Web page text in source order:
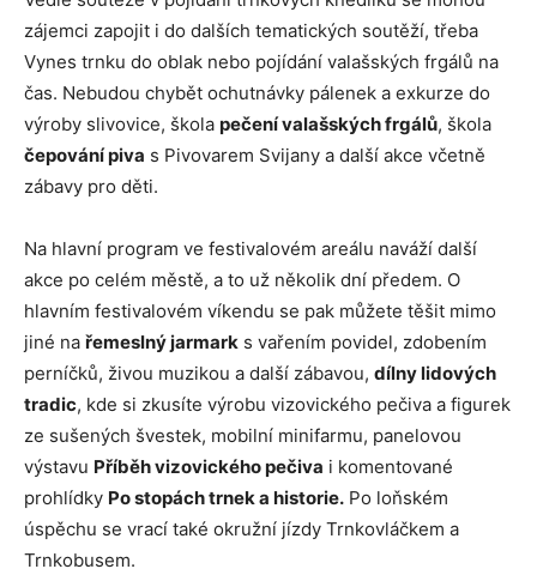
zájemci zapojit i do dalších tematických soutěží, třeba
Vynes trnku do oblak nebo pojídání valašských frgálů na
čas. Nebudou chybět ochutnávky pálenek a exkurze do
výroby slivovice, škola pečení valašských frgálů, škola
čepování piva s Pivovarem Svijany a další akce včetně
zábavy pro děti.
Na hlavní program ve festivalovém areálu naváží další
akce po celém městě, a to už několik dní předem. O
hlavním festivalovém víkendu se pak můžete těšit mimo
jiné na řemeslný jarmark s vařením povidel, zdobením
perníčků, živou muzikou a další zábavou, dílny lidových
tradic, kde si zkusíte výrobu vizovického pečiva a figurek
ze sušených švestek, mobilní minifarmu, panelovou
výstavu Příběh vizovického pečiva i komentované
prohlídky Po stopách trnek a historie. Po loňském
úspěchu se vrací také okružní jízdy Trnkovláčkem a
Trnkobusem.